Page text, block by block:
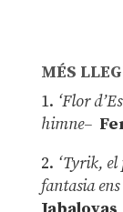
MÉS
1. ‘Flor
himne–
2. ‘Tyrik, el
fantasia